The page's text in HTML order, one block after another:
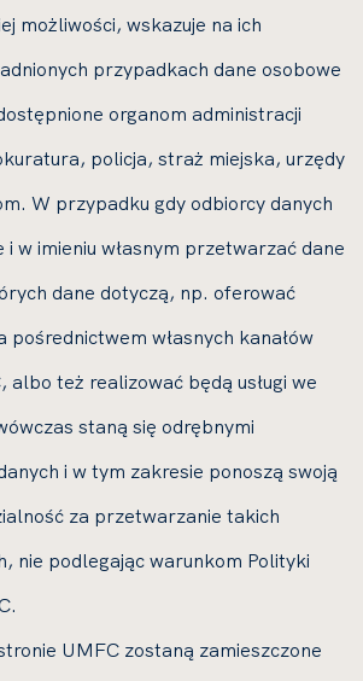
możliwości, wskazuje na ich
przypadkach dane osobowe
organom administracji
policja, straż miejska, urzędy
W przypadku gdy odbiorcy danych
i w imieniu własnym przetwarzać dane
dane dotyczą, np. oferować
pośrednictwem własnych kanałów
albo też realizować będą usługi we
staną się odrębnymi
i w tym zakresie ponoszą swoją
za przetwarzanie takich
nie podlegając warunkom Polityki
UMFC zostaną zamieszczone